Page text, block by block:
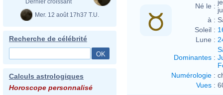
Dernier croissant
Mer. 12 août 17h37 T.U.
Recherche de célébrité
Calculs astrologiques
Horoscope personnalisé
Né le :
à :
Soleil :
Lune :
Dominantes :
Numérologie :
Vues :